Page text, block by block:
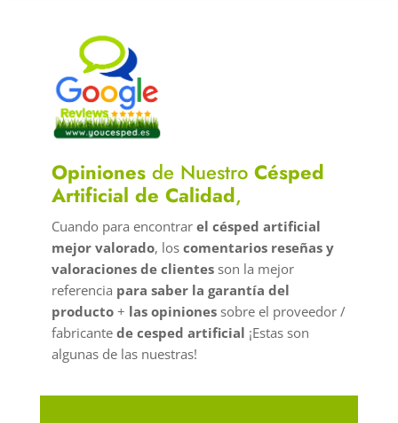
Opiniones de NuestroCésped
Artificial de Calidad,
Cuando para encontrarel césped artificial
mejor valorado, loscomentarios reseñas y
valoraciones de clientes son la mejor
referencia para saber la garantía del
producto + las opiniones sobre el proveedor /
fabricantede cesped artificial ¡Estas son
algunas de las nuestras!